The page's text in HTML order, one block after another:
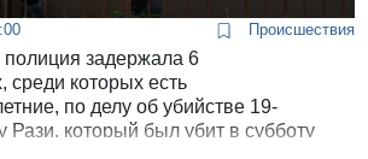
Происшествия
задержала 6
среди которых есть
по делу об убийстве 19-
Рази, который был убит в субботу